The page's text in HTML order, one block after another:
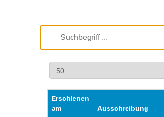
Erschienen
am
Ausschreibung